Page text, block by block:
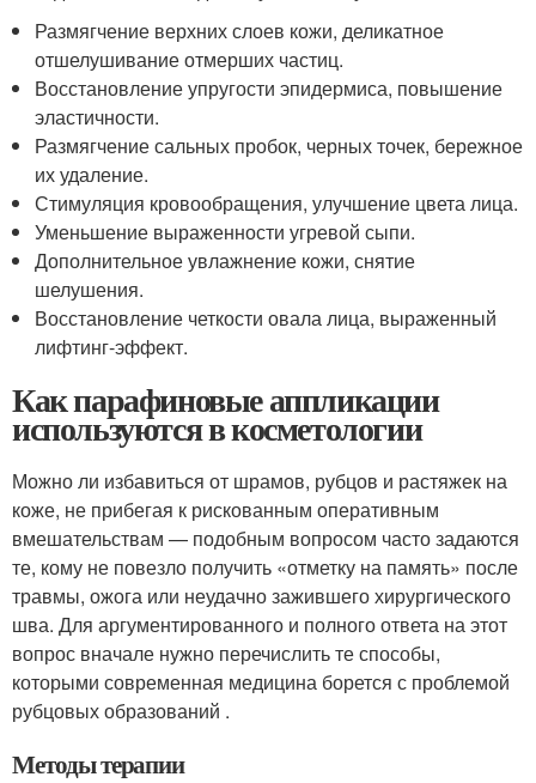
Размягчение верхних слоев кожи, деликатное
отшелушивание отмерших частиц.
Восстановление упругости эпидермиса, повышение
эластичности.
Размягчение сальных пробок, черных точек, бережное
их удаление.
Стимуляция кровообращения, улучшение цвета лица.
Уменьшение выраженности угревой сыпи.
Дополнительное увлажнение кожи, снятие
шелушения.
Восстановление четкости овала лица, выраженный
лифтинг-эффект.
Как парафиновые аппликации
используются в косметологии
Можно ли избавиться от шрамов, рубцов и растяжек на
коже, не прибегая к рискованным оперативным
вмешательствам — подобным вопросом часто задаются
те, кому не повезло получить «отметку на память» после
травмы, ожога или неудачно зажившего хирургического
шва. Для аргументированного и полного ответа на этот
вопрос вначале нужно перечислить те способы,
которыми современная медицина борется с проблемой
рубцовых образований .
Методы терапии